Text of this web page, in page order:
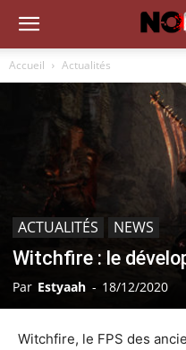
Accueil Actualités
ACTUALITÉS NEWS
Witchfire : le
Par Estyaah - 18/12/2020
Witchfire, le FPS des